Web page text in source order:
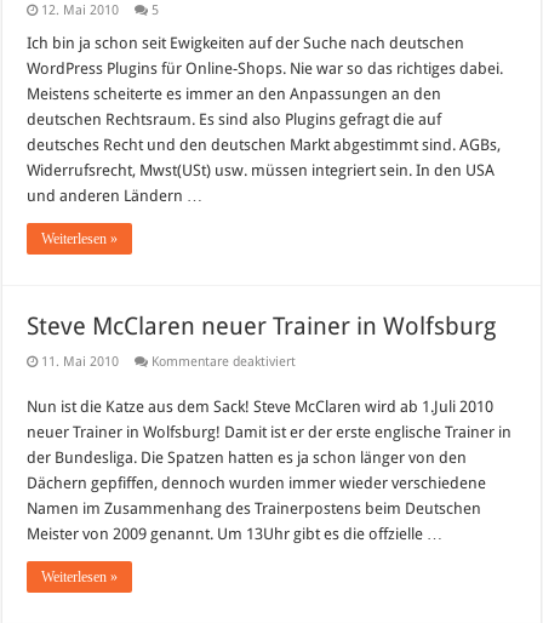
12. Mai 2010 5
Ich bin ja schon seit Ewigkeiten auf der Suche nach deutschen
WordPress Plugins für Online-Shops. Nie war so das richtiges dabei.
Meistens scheiterte es immer an den Anpassungen an den
deutschen Rechtsraum. Es sind also Plugins gefragt die auf
deutsches Recht und den deutschen Markt abgestimmt sind. AGBs,
Widerrufsrecht, Mwst(USt) usw. müssen integriert sein. In den USA
und anderen Ländern …
Weiterlesen »
Steve McClaren neuer Trainer in Wolfsburg
11. Mai 2010 Kommentare deaktiviertfür
neuer
Trainer
in
Wolfsburg
Nun ist die Katze aus dem Sack! Steve McClaren wird ab 1.Juli 2010
neuer Trainer in Wolfsburg! Damit ist er der erste englische Trainer in
der Bundesliga. Die Spatzen hatten es ja schon länger von den
Dächern gepfiffen, dennoch wurden immer wieder verschiedene
Namen im Zusammenhang des Trainerpostens beim Deutschen
Meister von 2009 genannt. Um 13Uhr gibt es die offzielle …
Weiterlesen »